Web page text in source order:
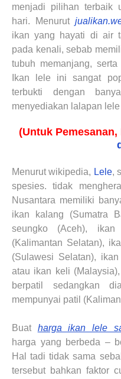
menjadi pilihan terbaik
hari. Menurut
ikan yang hayati di air
pada kenali, sebab
tubuh memanjang,
Ikan lele ini sangat
terbukti dengan
menyediakan lalapan
(Untuk
Menurutwikipedia, Lele,
spesies. tidak
Nusantara memiliki
ikan kalang (Sumatra
seungko (Aceh),
(Kalimantan Selatan),
(Sulawesi Selatan),
atau ikan keli
berpatil sedangkan
mempunyai patil
Buat harga ikan lele
harga yang berbeda –
Hal tadi tidak sama
tersebut bahkan faktor